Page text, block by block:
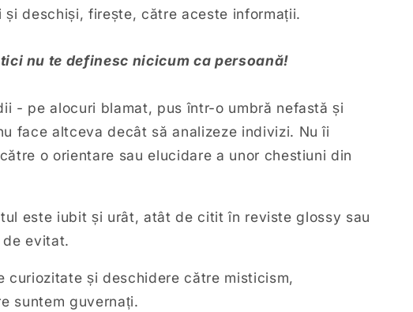
și deschiși, firește, către aceste informații.
nu te definesc nicicum ca persoană!
- pe alocuri blamat, pus într-o umbră nefastă și
face altceva decât să analizeze indivizi. Nu îi
o orientare sau elucidare a unor chestiuni din
este iubit și urât, atât de citit în reviste glossy sau
de evitat.
curiozitate și deschidere către misticism,
suntem guvernați.